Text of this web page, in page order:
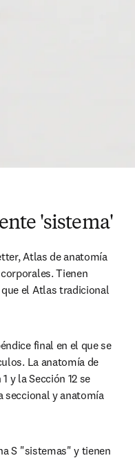
'sistema'
Atlas de anatomía
Tienen
el Atlas tradicional
final en el que se
La anatomía de
y la Sección 12 se
seccional y anatomía
S "sistemas" y tienen